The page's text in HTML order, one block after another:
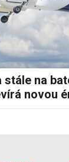
stále na
novou